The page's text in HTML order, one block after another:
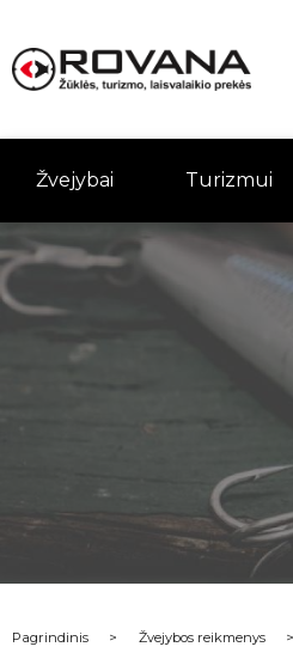
Žvejybai Turizmui
Pagrindinis Žvejybos reikmenys